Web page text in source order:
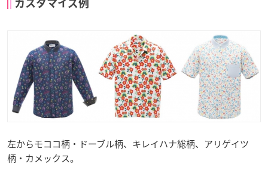
カスタマイズ例
左からモココ柄・ドーブル柄、キレイハナ総柄、アリゲイツ
柄・カメックス。